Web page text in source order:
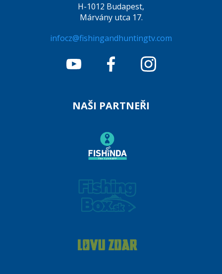
H-1012 Budapest,
Márvány utca 17.
infocz@fishingandhuntingtv.com
NAŠI PARTNEŘI